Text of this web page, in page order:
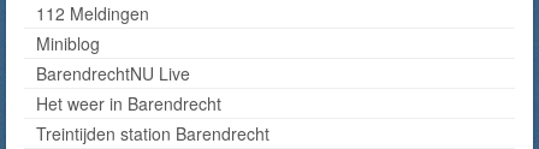
112 Meldingen
Miniblog
BarendrechtNU Live
Het weer in Barendrecht
Treintijden station Barendrecht